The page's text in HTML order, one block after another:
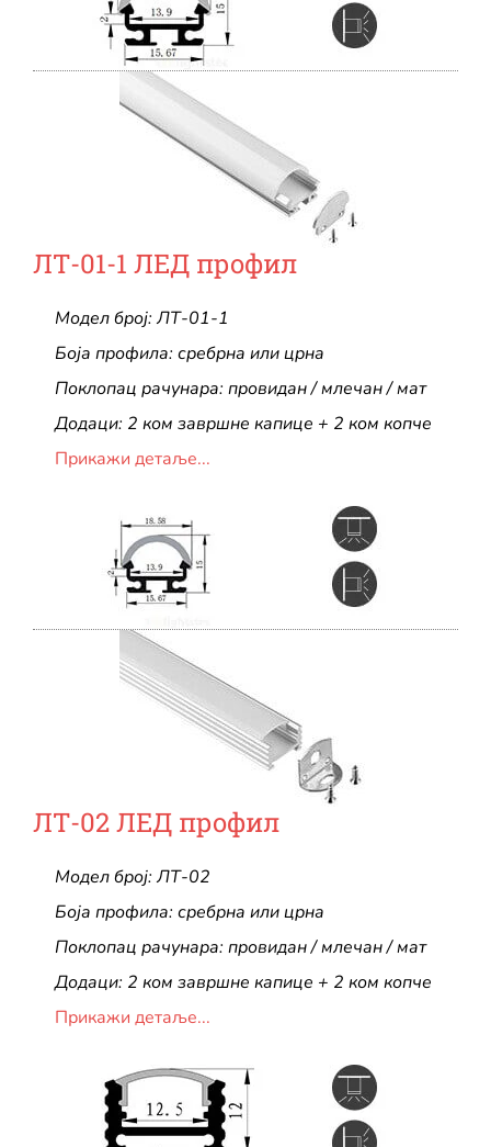
ЛТ-01-1 ЛЕД профил
Модел број: ЛТ-01-1
Боја профила: сребрна или црна
Поклопац рачунара: провидан / млечан / мат
Додаци: 2 ком завршне капице + 2 ком копче
Прикажи детаље...
ЛТ-02 ЛЕД профил
Модел број: ЛТ-02
Боја профила: сребрна или црна
Поклопац рачунара: провидан / млечан / мат
Додаци: 2 ком завршне капице + 2 ком копче
Прикажи детаље...